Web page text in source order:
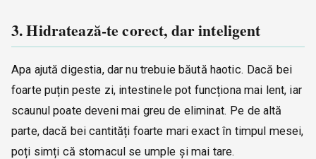
3. Hidratează-te corect, dar inteligent
Apa ajută digestia, dar nu trebuie băută haotic. Dacă bei
foarte puțin peste zi, intestinele pot funcționa mai lent, iar
scaunul poate deveni mai greu de eliminat. Pe de altă
parte, dacă bei cantități foarte mari exact în timpul mesei,
poți simți că stomacul se umple și mai tare.